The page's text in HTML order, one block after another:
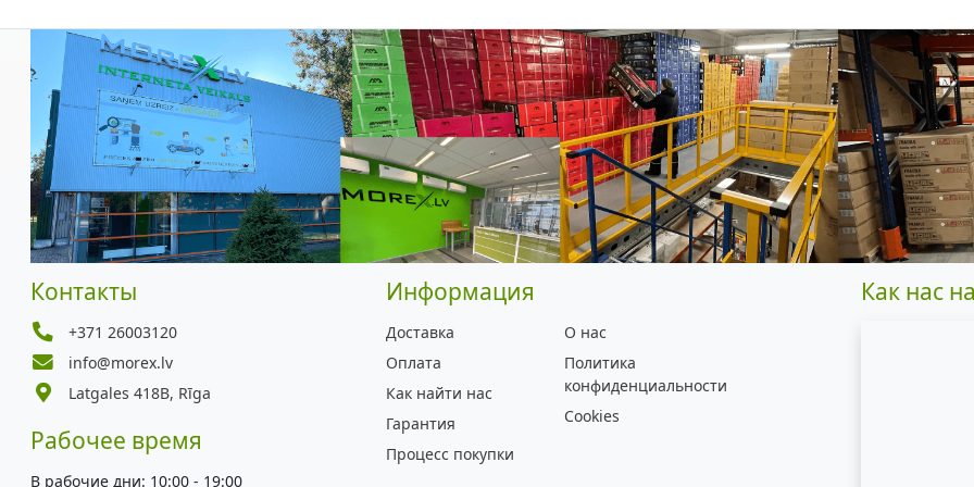
Контакты
+371 26003120
info@morex.lv
Latgales 418B, Rīga
Рабочее время
В рабочие дни: 10:00 - 19:00
Информация
Доставка
Оплата
Как найти нас
Гарантия
Процесс покупки
О нас
Политика
конфиденциальности
Cookies
Как нас